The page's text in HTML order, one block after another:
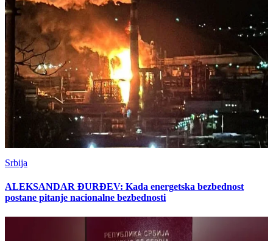
Srbija
ALEKSANDAR ĐURĐEV: Kada energetska bezbednost
postane pitanje nacionalne bezbednosti